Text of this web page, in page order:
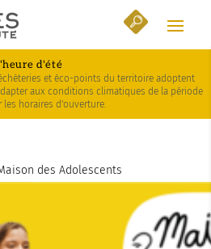
d'été
et éco-points du territoire adoptent
aux conditions climatiques de la période
horaires d'ouverture.
des Adolescents